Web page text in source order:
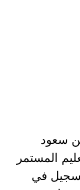
سعود
المستمر
في